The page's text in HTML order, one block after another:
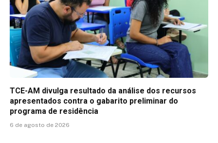
TCE-AM divulga resultado da análise dos recursos
apresentados contra o gabarito preliminar do
programa de residência
6 de agosto de 2026